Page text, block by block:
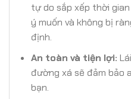
tự do sắp xếp thời
ý muốn và không bị
định.
An toàn và tiện lợi:
đường xá sẽ đảm bảo
bạn.